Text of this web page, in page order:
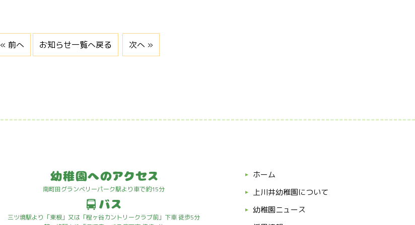
« 前へ お知らせ一覧へ戻る 次へ »
南町田グランベリーパーク駅より車で約15分
三ツ境駅より「東根」又は「程ヶ谷カントリークラブ前」下車 徒歩5分
ホーム
上川井幼稚園について
幼稚園ニュース